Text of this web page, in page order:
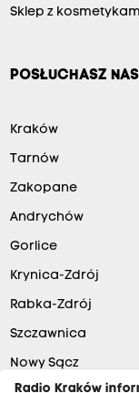
Sklep z
POSŁUCHASZ NAS
Kraków
Tarnów
Zakopane
Andrychów
Gorlice
Krynica-Zdrój
Rabka-Zdrój
Szczawnica
Nowy Sącz
Radio Kraków